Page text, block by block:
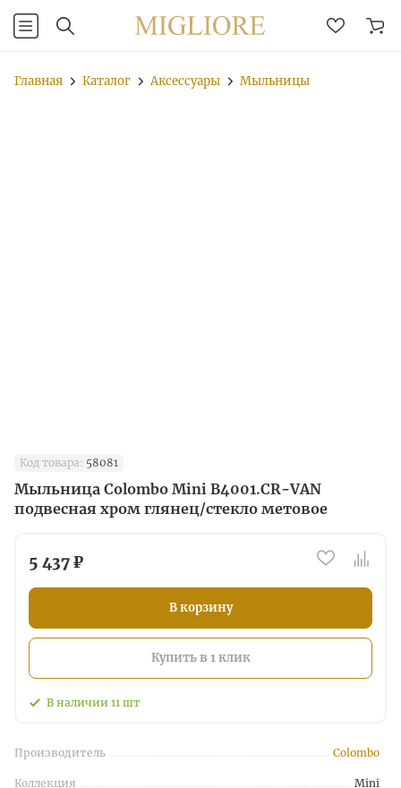
Главная Каталог Аксессуары Мыльницы
Код товара: 58081
Мыльница Colombo Mini B4001.CR-VAN
подвесная хром глянец/стекло метовое
5 437 ₽
В корзину
Купить в 1 клик
В наличии 11 шт
Производитель Colombo
Коллекция Mini